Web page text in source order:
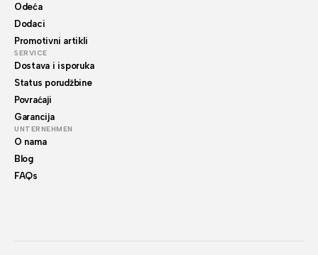
Odeća
Dodaci
Promotivni artikli
SERVICE
Dostava i isporuka
Status porudžbine
Povraćaji
Garancija
UNTERNEHMEN
O nama
Blog
FAQs